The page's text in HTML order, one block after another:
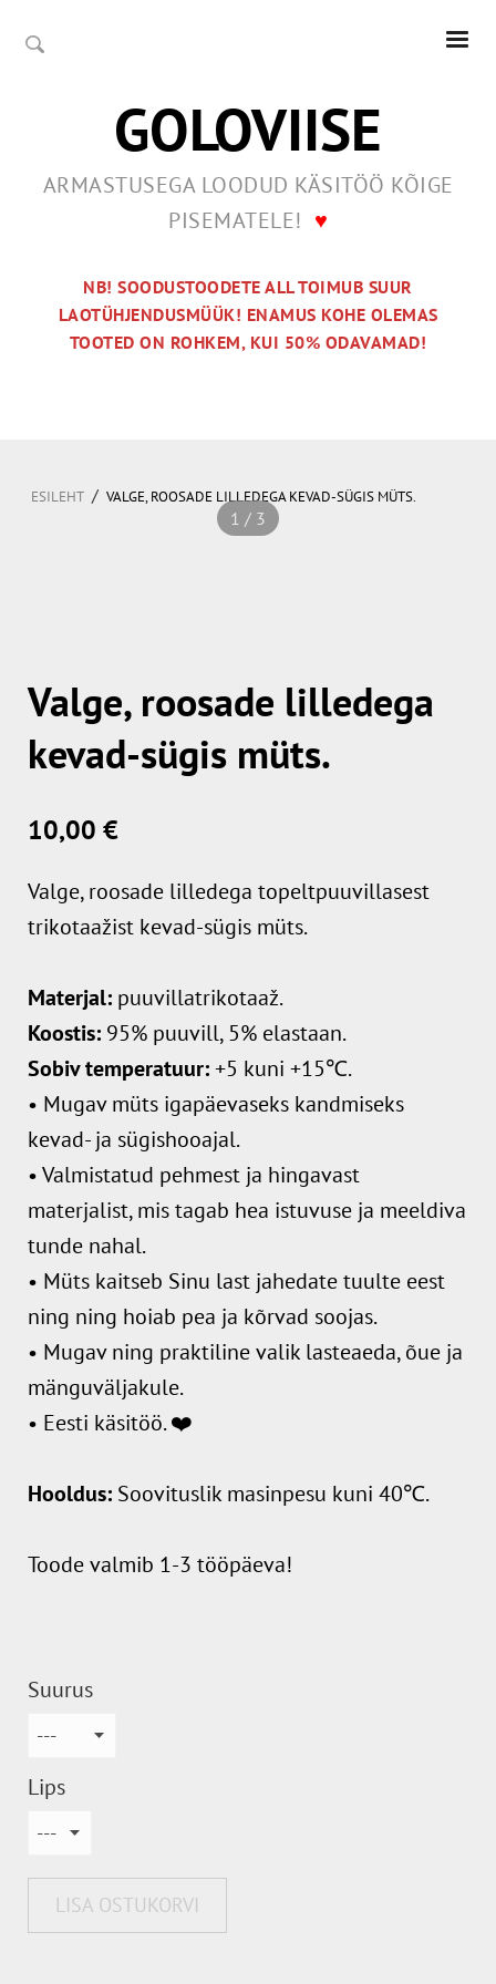
GOLOVIISE
ARMASTUSEGA LOODUD KÄSITÖÖ KÕIGE
PISEMATELE! ♥
NB! SOODUSTOODETE ALL TOIMUB SUUR
LAOTÜHJENDUSMÜÜK! ENAMUS KOHE OLEMAS
TOOTED ON ROHKEM, KUI 50% ODAVAMAD!
ESILEHT / VALGE, ROOSADE LILLEDEGA KEVAD-SÜGIS MÜTS.
1 / 3
Valge, roosade lilledega
kevad-sügis müts.
10,00 €
Valge, roosade lilledega topeltpuuvillasest
trikotaažist kevad-sügis müts.
Materjal: puuvillatrikotaaž.
Koostis: 95% puuvill, 5% elastaan.
Sobiv temperatuur:+5 kuni +15℃.
• Mugav müts igapäevaseks kandmiseks
kevad- ja sügishooajal.
• Valmistatud pehmest ja hingavast
materjalist, mis tagab hea istuvuse ja meeldiva
tunde nahal.
• Müts kaitseb Sinu last jahedate tuulte eest
ning ning hoiab pea ja kõrvad soojas.
• Mugav ning praktiline valik lasteaeda, õue ja
mänguväljakule.
• Eesti käsitöö. ❤️
Hooldus: Soovituslik masinpesu kuni 40℃.
Toode valmib 1-3 tööpäeva!
Suurus
Lips
LISA OSTUKORVI